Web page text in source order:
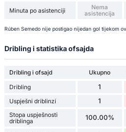
Minuta po asistenciji
Nema
asistencija
Rúben Semedo nije postigao nijedan gol tijekom
Dribling i statistika ofsajda
Dribling i ofsajd Ukupno
Dribling
1
Uspješni driblinzi 1
Stopa uspješnosti
driblinga
100.00%